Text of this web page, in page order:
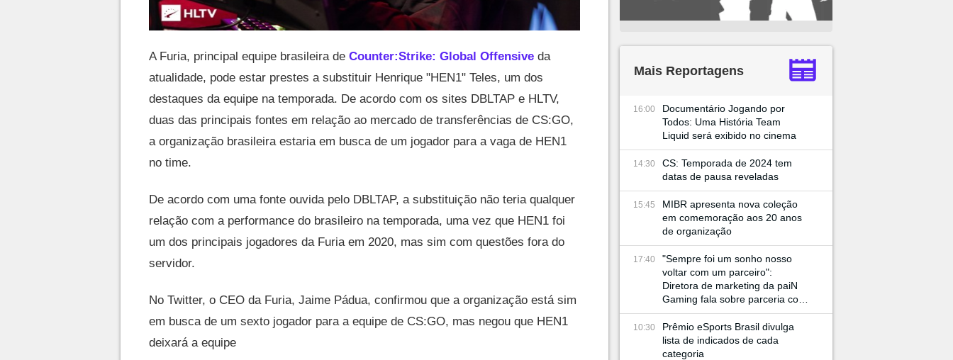
A Furia, principal equipe brasileira de Counter:Strike: Global Offensive da
atualidade, pode estar prestes a substituir Henrique "HEN1" Teles, um dos
destaques da equipe na temporada. De acordo com os sites DBLTAP e HLTV,
duas das principais fontes em relação ao mercado de transferências de CS:GO,
a organização brasileira estaria em busca de um jogador para a vaga de HEN1
no time.
De acordo com uma fonte ouvida pelo DBLTAP, a substituição não teria qualquer
relação com a performance do brasileiro na temporada, uma vez que HEN1 foi
um dos principais jogadores da Furia em 2020, mas sim com questões fora do
servidor.
No Twitter, o CEO da Furia, Jaime Pádua, confirmou que a organização está sim
em busca de um sexto jogador para a equipe de CS:GO, mas negou que HEN1
deixará a equipe
Mais Reportagens
16:00
Documentário Jogando por
Todos: Uma História Team
Liquid será exibido no cinema
14:30
CS: Temporada de 2024 tem
datas de pausa reveladas
15:45
MIBR apresenta nova coleção
em comemoração aos 20 anos
de organização
17:40
"Sempre foi um sonho nosso
voltar com um parceiro":
Diretora de marketing da paiN
Gaming fala sobre parceria com
JBL e retorno à BGS
10:30
Prêmio eSports Brasil divulga
lista de indicados de cada
categoria